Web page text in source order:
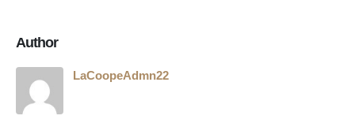
Author
LaCoopeAdmn22